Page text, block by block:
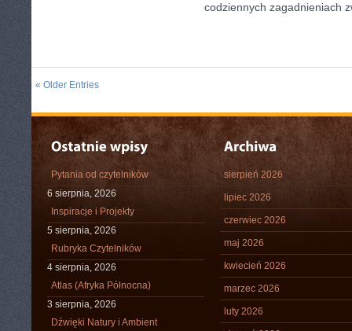
codziennych zagadnieniach
« Older Entries
Pytania od czytelników
6 sierpnia, 2026
Inspiracje i Projekty
5 sierpnia, 2026
Rubryka Czytelników
4 sierpnia, 2026
Atlas (Afryka Północna)
3 sierpnia, 2026
Dźwięki Natury i Ambient
sierpień 2026
lipiec 2026
czerwiec 2026
maj 2026
kwiecień 2026
marzec 2026
luty 2026